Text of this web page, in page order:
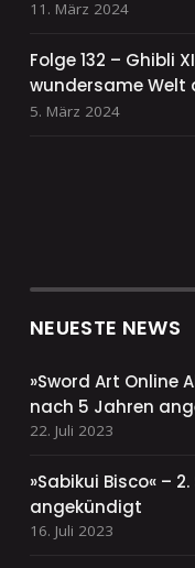
11. März 2024
Folge 132 – Ghibli
wundersame Welt
5. März 2024
NEUESTE NEWS
»Sword Art Online
nach 5 Jahren
22. Juli 2023
»Sabikui Bisco« –
angekündigt
16. Juli 2023